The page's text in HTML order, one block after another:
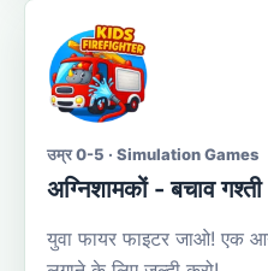
उम्र 0-5 · Simulation Games
अग्निशामकों - बचाव गश्ती
युवा फायर फाइटर जाओ! एक